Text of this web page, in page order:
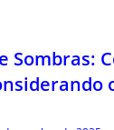
Sombras: